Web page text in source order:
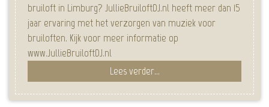
bruiloft in Limburg? JullieBruiloftDJ.nl heeft meer dan 15
jaar ervaring met het verzorgen van muziek voor
bruiloften. Kijk voor meer informatie op
www.JullieBruiloftDJ.nl
Lees verder...